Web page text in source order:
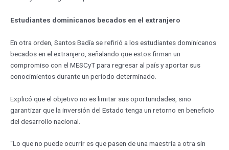
Estudiantes dominicanos becados en el extranjero
En otra orden, Santos Badía se refirió a los estudiantes dominicanos
becados en el extranjero, señalando que estos firman un
compromiso con el MESCyT para regresar al país y aportar sus
conocimientos durante un período determinado.
Explicó que el objetivo no es limitar sus oportunidades, sino
garantizar que la inversión del Estado tenga un retorno en beneficio
del desarrollo nacional.
“Lo que no puede ocurrir es que pasen de una maestría a otra sin